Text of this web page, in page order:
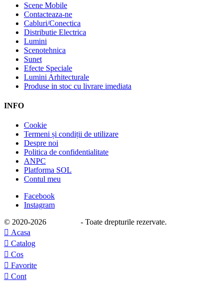
Scene Mobile
Contacteaza-ne
Cabluri/Conectica
Distributie Electrica
Lumini
Scenotehnica
Sunet
Efecte Speciale
Lumini Arhitecturale
Produse in stoc cu livrare imediata
INFO
Cookie
Termeni și condiții de utilizare
Despre noi
Politica de confidentialitate
ANPC
Platforma SOL
Contul meu
Facebook
Instagram
© 2020-2026
- Toate drepturile rezervate.
 Acasa
 Catalog
 Cos
 Favorite
 Cont